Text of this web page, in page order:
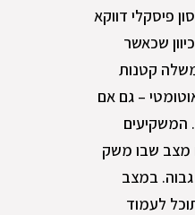
פיסקלי דווקא
שכאשר
קטנות
– גם אם
המשקיעים
מצב שבו משק
גבוה. במצב
לעמוד